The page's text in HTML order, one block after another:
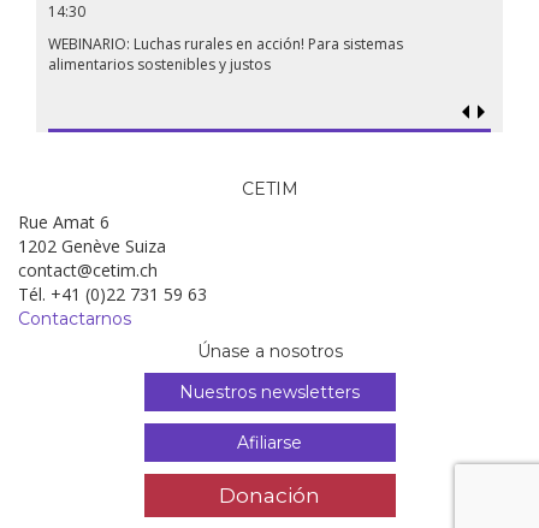
14:30
WEBINARIO: Luchas rurales en acción! Para sistemas
alimentarios sostenibles y justos
CETIM
Rue Amat 6
1202 Genève Suiza
contact@cetim.ch
Tél. +41 (0)22 731 59 63
Contactarnos
Únase a nosotros
Nuestros newsletters
Afiliarse
Donación